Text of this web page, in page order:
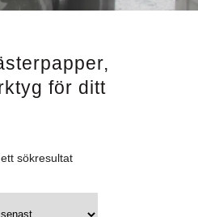
för ditt
sökresultat